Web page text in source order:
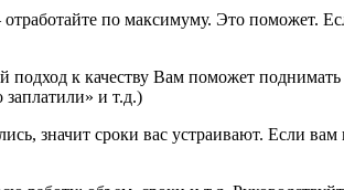
по максимуму. Это поможет.
к качеству Вам поможет
заплатили» и т.д.)
значит сроки вас устраивают. Если